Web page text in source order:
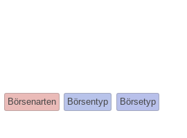
and
Börsenarten Börsentyp Börsetyp